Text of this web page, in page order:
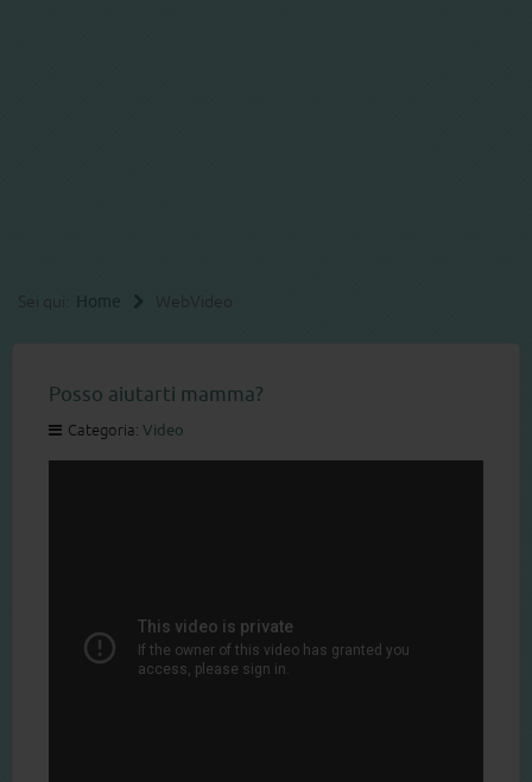
Sei qui: Home Web Video
Posso aiutarti mamma?
Categoria: Video